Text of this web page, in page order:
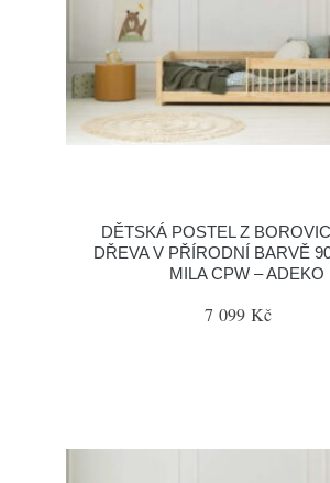
DĚTSKÁ POSTEL Z
DŘEVA V PŘÍRODNÍ BARVĚ
MILA CPW – ADEKO
7 099 Kč